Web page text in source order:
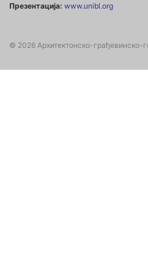
Презентација: www.unibl.org
© 2026 Архитектонско-грађевинско-